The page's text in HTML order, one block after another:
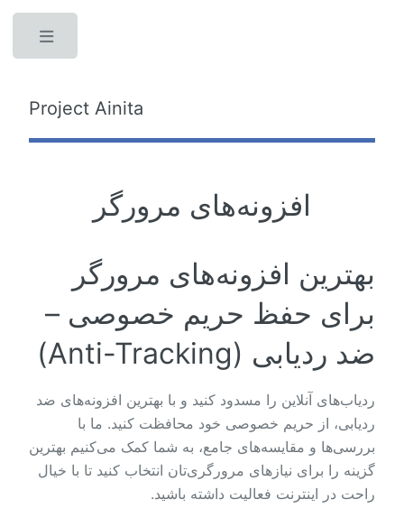
Project Ainita
افزونه‌های مرورگر
بهترین افزونه‌های مرورگر
برای حفظ حریم خصوصی –
ضد ردیابی (Anti-Tracking)
ردیاب‌های آنلاین را مسدود کنید و با بهترین افزونه‌های ضد
ردیابی، از حریم خصوصی خود محافظت کنید. ما با
بررسی‌ها و مقایسه‌های جامع، به شما کمک می‌کنیم بهترین
گزینه را برای نیازهای مرورگری‌تان انتخاب کنید تا با خیال
راحت در اینترنت فعالیت داشته باشید.